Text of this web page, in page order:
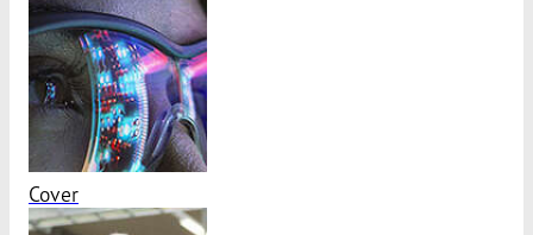
Cover